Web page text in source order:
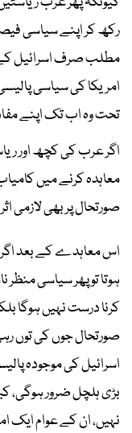
رکھ کر اپنے سیاسی
مطلب صرف اسرائیل کے
امریکا کی سیاسی
تحت وہ اب تک اپنے
اگر عرب کی کچھ اور
معاہدہ کرنے میں
صورتحال پر بھی لازمی
اس معاہدے کے بعد
ہوتا تو پھر سیاسی
کرنا درست نہیں ہوگا
صورتحال جوں کی توں
اسرائیل کی موجودہ
بڑی ہلچل ضرور ہوگی،
نہیں، ان کے عوام ایک